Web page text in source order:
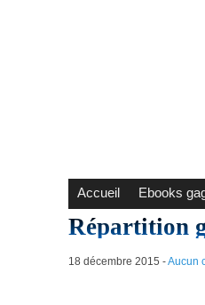
Accueil Ebooks
Répartition
18 décembre 2015 -Aucun